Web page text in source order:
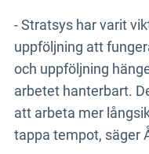
- Stratsys har varit
uppföljning att
och uppföljning
arbetet hanterbart.
att arbeta mer
tappa tempot, säger